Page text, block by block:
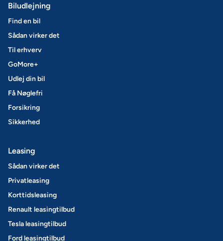
Biludlejning
Find en bil
Sådan virker det
Til erhverv
GoMore+
Udlej din bil
Få Nøglefri
Forsikring
Sikkerhed
Leasing
Sådan virker det
Privatleasing
Korttidsleasing
Renault leasingtilbud
Tesla leasingtilbud
Ford leasingtilbud